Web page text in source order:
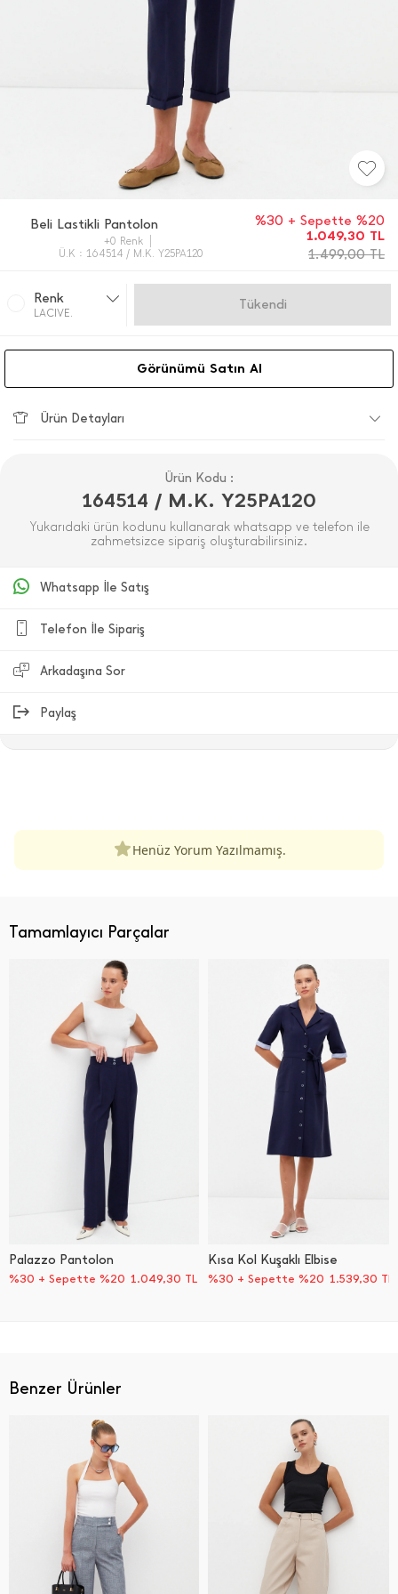
Beli Lastikli Pantolon
+0 Renk
Ü.K : 164514 / M.K. Y25PA120
%30 + Sepette %20
1.049,30 TL
1.499,00TL
Renk
LACIVE.
Gelince Haber Ver
Görünümü Satın Al
Ürün Detayları
Ürün Kodu :
164514 / M.K. Y25PA120
Yukarıdaki ürün kodunu kullanarak whatsapp ve telefon ile
zahmetsizce sipariş oluşturabilirsiniz.
Whatsapp İle Satış
Telefon İle Sipariş
Arkadaşına Sor
Paylaş
Henüz Yorum Yazılmamış.
Benzer Ürünler
Tamamlayıcı Parçalar
Palazzo Pantolon
%30 + Sepette %20 1.049,30 TL
Kısa Kol Kuşaklı Elbise
%30 + Sepette %20 1.539,30 TL